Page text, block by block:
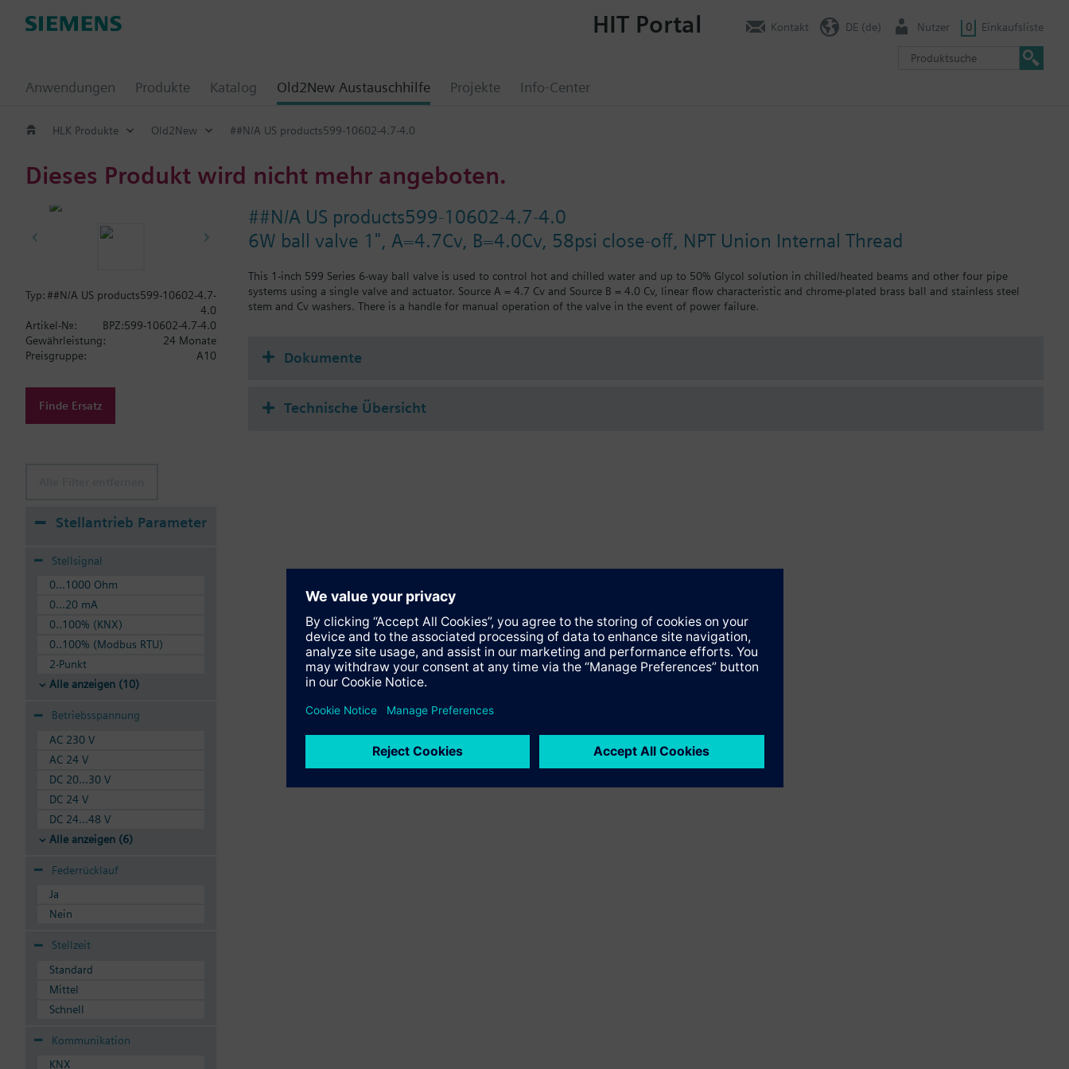
Anwendungen Produkte Katalog Old2New Austauschhilfe Projekte Info-Center
HIT Portal Kontakt DE (de) Nutzer 0 Einkaufsliste
HLK Produkte Old2New ##N/A US products599-10602-4.7-4.0
Dieses Produkt wird nicht mehr angeboten.
##N/A US products599-10602-4.7-4.0
6W ball valve 1", A=4.7Cv, B=4.0Cv, 58psi close-off, NPT Union Internal Thread
This 1-inch 599 Series 6-way ball valve is used to control hot and chilled water and up to 50% Glycol solution in chilled/heated beams and other four pipe
systems using a single valve and actuator. Source A = 4.7 Cv and Source B = 4.0 Cv, linear flow characteristic and chrome-plated brass ball and stainless steel
stem and Cv washers. There is a handle for manual operation of the valve in the event of power failure.
Typ: ##N/A US products599-10602-4.7-
4.0
Artikel-Nr.:
BPZ:599-10602-4.7-4.0
Gewährleistung:
24 Monate
Preisgruppe:
A10
Finde Ersatz
Stellantrieb Parameter
Stellsignal
0...1000 Ohm
0...20 mA
0..100% (KNX)
0..100% (Modbus RTU)
2-Punkt
Alle anzeigen (10)
Betriebsspannung
AC 230 V
AC 24 V
DC 20...30 V
DC 24 V
DC 24...48 V
Alle anzeigen (6)
Federrücklauf
Ja
Nein
Stellzeit
Standard
Mittel
Schnell
Kommunikation
KNX
Dokumente
Technische Übersicht